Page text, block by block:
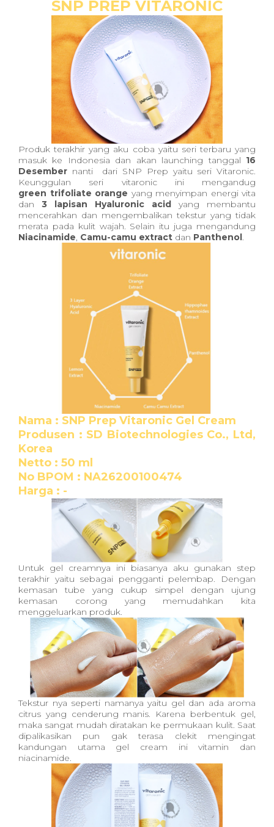
SNP PREP VITARONIC
Produk terakhir yang aku coba yaitu seri terbaru yang
masuk ke Indonesia dan akan launching tanggal 16
Desember nanti dari SNP Prep yaitu seri Vitaronic.
Keunggulan seri vitaronic ini mengandug
green trifoliate orange yang menyimpan energi vita
dan 3 lapisan Hyaluronic acid yang membantu
mencerahkan dan mengembalikan tekstur yang tidak
merata pada kulit wajah. Selain itu juga mengandung
Niacinamide, Camu-camu extract dan Panthenol.
Nama : SNP Prep Vitaronic Gel Cream
Produsen : SD Biotechnologies Co., Ltd,
Korea
Netto : 50 ml
No BPOM : NA26200100474
Harga : -
Untuk gel creamnya ini biasanya aku gunakan step
terakhir yaitu sebagai pengganti pelembap. Dengan
kemasan tube yang cukup simpel dengan ujung
kemasan corong yang memudahkan kita
menggeluarkan produk.
Tekstur nya seperti namanya yaitu gel dan ada aroma
citrus yang cenderung manis. Karena berbentuk gel,
maka sangat mudah diratakan ke permukaan kulit. Saat
dipalikasikan pun gak terasa clekit mengingat
kandungan utama gel cream ini vitamin dan
niacinamide.